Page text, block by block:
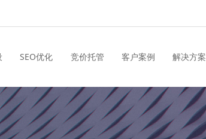
SEO优化 竞价托管 客户案例 解决方案